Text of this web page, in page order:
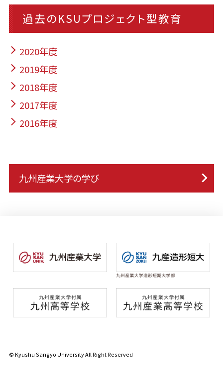
過去のKSUプロジェクト型教育
2020年度
2019年度
2018年度
2017年度
2016年度
九州産業大学の学び
© Kyushu Sangyo University All Right Reserved